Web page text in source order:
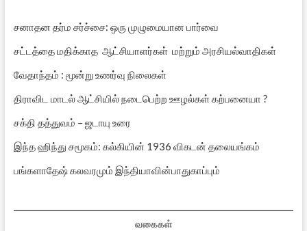
சனாதன தர்ம சர்ச்சை: ஒரு முழுமையான பார்வை
சட்டத்தை மதிக்காத ஆட்சியாளர்கள் மற்றும் அரசியல்வாதிகள்
வேதாந்தம் : மூன்று உணர்வு நிலைகள்
திராவிட மாடல் ஆட்சியில் நடைபெற்ற ஊழல்கள் கற்பனையா ?
சக்தி தத்துவம் – ஜடாயு உரை
இந்த ஹிந்து சமூகம்: கல்கியின் 1936 விகடன் தலையங்கம்
பங்களாதேஷ் கலவரமும் இந்தியாவின்பாதுகாப்பும்
வகைகள்